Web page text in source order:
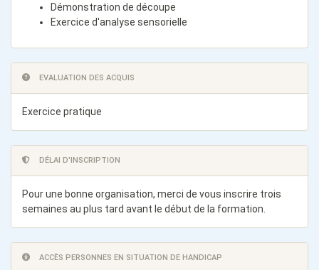
Démonstration de découpe
Exercice d'analyse sensorielle
EVALUATION DES ACQUIS
Exercice pratique
DÉLAI D'INSCRIPTION
Pour une bonne organisation, merci de vous inscrire trois
semaines au plus tard avant le début de la formation.
ACCÈS PERSONNES EN SITUATION DE HANDICAP